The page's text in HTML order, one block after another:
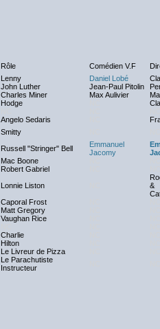
Rôle Comédien V.F
Lenny Daniel Lobé
John Luther Jean-Paul Pitolin
Charles Miner Max Aulivier
Hodge
Angelo Sedaris
Smitty
Russell "Stringer" Bell
Emmanuel
Jacomy
Mac Boone
Robert Gabriel
Lonnie Liston
&
Caporal Frost
Matt Gregory
Vaughan Rice
Charlie
Hilton
Le Livreur de Pizza
Le Parachutiste
Instructeur